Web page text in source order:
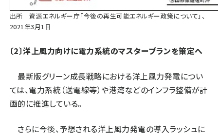
出所資源エネルギー庁「今後の再生可能エネルギー政策について」、
2021年3月1日
〔2〕洋上風力向けに電力系統のマスタープランを策定へ
最新版グリーン成長戦略における洋上風力発電につい
ては、電力系統（送電線等）や港湾などのインフラ整備が計
画的に推進している。
さらに今後、予想される洋上風力発電の導入ラッシュに